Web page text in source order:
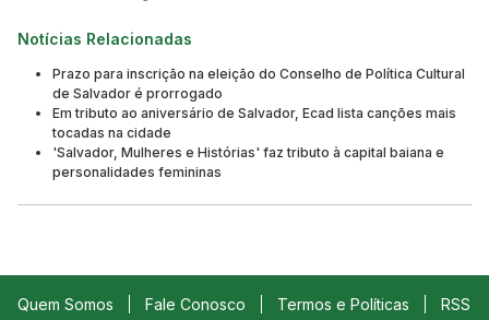
Notícias Relacionadas
Prazo para inscrição na eleição do Conselho de Política Cultural
de Salvador é prorrogado
Em tributo ao aniversário de Salvador, Ecad lista canções mais
tocadas na cidade
'Salvador, Mulheres e Histórias' faz tributo à capital baiana e
personalidades femininas
Quem Somos Fale Conosco Termos e Políticas RSS